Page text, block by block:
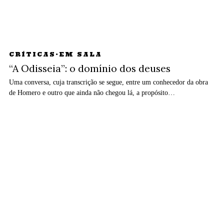
CRÍTICAS · EM SALA
“A Odisseia”: o domínio dos deuses
Uma conversa, cuja transcrição se segue, entre um conhecedor da obra
de Homero e outro que ainda não chegou lá, a propósito…